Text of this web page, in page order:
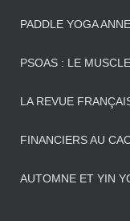
PADDLE YOGA
PSOAS : LE
LA REVUE
FINANCIERS AU
AUTOMNE ET YIN